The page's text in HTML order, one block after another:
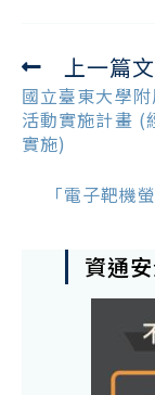
Read
more
articles
上一篇
國立臺東大學
活動實施計畫 (
實施)
「電子靶機
資通